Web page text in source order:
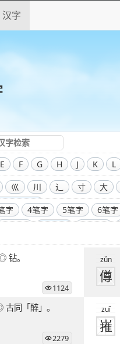
汉字
E F G H J K L
巛 川 辶 寸 大
偏旁部首
字 4笔字 5笔字 6笔字
22笔字 23笔字 24笔字
31笔字 33笔字
◎ 钻。
1124
zǔn
僔
◎ 古同「醉」。
2279
zuǐ
嶊